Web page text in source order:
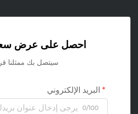
احصل على عرض
سيتصل بك ممثلنا
البريد الإلكتروني
0/100